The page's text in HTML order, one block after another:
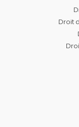
Droit